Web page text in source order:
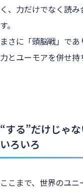
く、力だけでなく読
す。
まさに「頭脳戦」で
力とユーモアを併せ持
“する”だけじゃ
いろいろ
ここまで、世界のユ